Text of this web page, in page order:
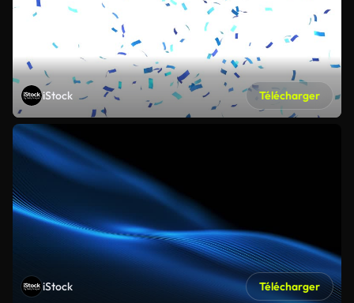
iStock Télécharger
iStock Télécharger